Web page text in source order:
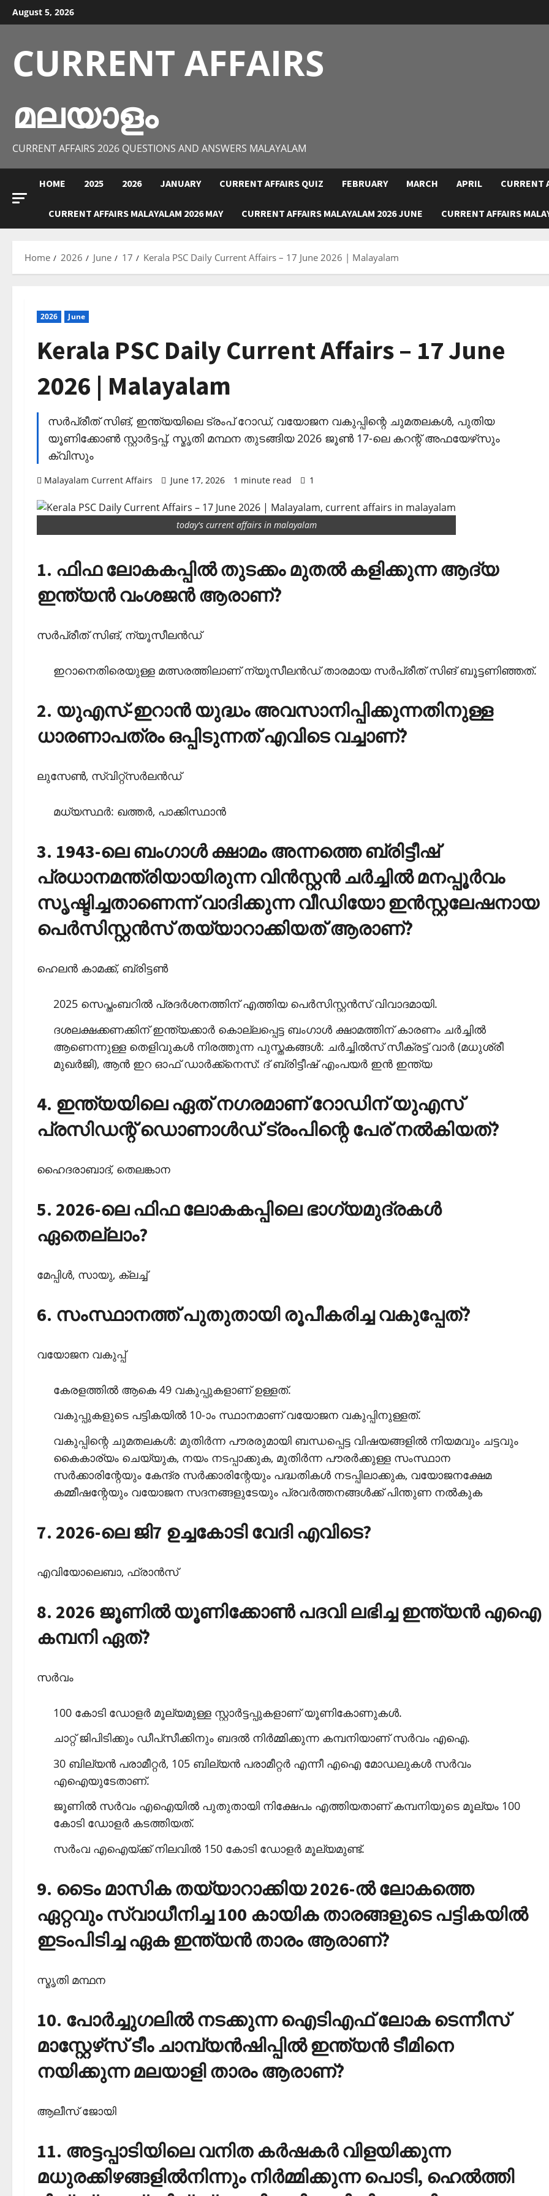
Skip
to
August 5, 2026
CURRENT AFFAIRS
മലയാളം
CURRENT AFFAIRS 2026 QUESTIONS AND ANSWERS MALAYALAM
HOME 2025 2026 JANUARY CURRENT AFFAIRS QUIZ FEBRUARY MARCH APRIL CURRENT
CURRENT AFFAIRS MALAYALAM 2026 MAY CURRENT AFFAIRS MALAYALAM 2026 JUNE CURRENT AFFAIRS
Home 2026 June 17 Kerala PSC Daily Current Affairs – 17 June 2026 | Malayalam
2026 June
Kerala PSC Daily Current Affairs – 17 June
2026 | Malayalam
സര്‍പ്രീത് സിങ്, ഇന്ത്യയിലെ ട്രംപ് റോഡ്, വയോജന വകുപ്പിന്റെ ചുമതലകള്‍, പുതിയ
യൂണിക്കോണ്‍ സ്റ്റാര്‍ട്ടപ്പ്, സ്മൃതി മന്ഥന തുടങ്ങിയ 2026 ജൂണ്‍ 17-ലെ കറന്റ് അഫയേഴ്‌സും
ക്വിസും
Malayalam Current Affairs June 17, 2026 1 minute read 1
today's current affairs in malayalam
1. ഫിഫ ലോകകപ്പില്‍ തുടക്കം മുതല്‍ കളിക്കുന്ന ആദ്യ
ഇന്ത്യന്‍ വംശജന്‍ ആരാണ്?
സര്‍പ്രീത് സിങ്, ന്യൂസീലന്‍ഡ്
ഇറാനെതിരെയുള്ള മത്സരത്തിലാണ് ന്യൂസീലന്‍ഡ് താരമായ സര്‍പ്രീത് സിങ് ബൂട്ടണിഞ്ഞത്.
2. യുഎസ്-ഇറാന്‍ യുദ്ധം അവസാനിപ്പിക്കുന്നതിനുള്ള
ധാരണാപത്രം ഒപ്പിടുന്നത് എവിടെ വച്ചാണ്?
ലുസേണ്‍, സ്വിറ്റ്‌സര്‍ലന്‍ഡ്
മധ്യസ്ഥര്‍: ഖത്തര്‍, പാക്കിസ്ഥാന്‍
3. 1943-ലെ ബംഗാള്‍ ക്ഷാമം അന്നത്തെ ബ്രിട്ടീഷ്
പ്രധാനമന്ത്രിയായിരുന്ന വിന്‍സ്റ്റന്‍ ചര്‍ച്ചില്‍ മനപ്പൂര്‍വം
സൃഷ്ടിച്ചതാണെന്ന് വാദിക്കുന്ന വീഡിയോ ഇന്‍സ്റ്റലേഷനായ
പെര്‍സിസ്റ്റന്‍സ് തയ്യാറാക്കിയത് ആരാണ്?
ഹെലന്‍ കാമക്ക്, ബ്രിട്ടണ്‍
2025 സെപ്തംബറില്‍ പ്രദര്‍ശനത്തിന് എത്തിയ പെര്‍സിസ്റ്റന്‍സ് വിവാദമായി.
ദശലക്ഷക്കണക്കിന് ഇന്ത്യക്കാര്‍ കൊല്ലപ്പെട്ട ബംഗാള്‍ ക്ഷാമത്തിന് കാരണം ചര്‍ച്ചില്‍
ആണെന്നുള്ള തെളിവുകള്‍ നിരത്തുന്ന പുസ്തകങ്ങള്‍: ചര്‍ച്ചില്‍സ് സീക്രട്ട് വാര്‍ (മധുശ്രീ
മുഖര്‍ജി), ആന്‍ ഇറ ഓഫ് ഡാര്‍ക്ക്‌നെസ്: ദ് ബ്രിട്ടീഷ് എംപയര്‍ ഇന്‍ ഇന്ത്യ
4. ഇന്ത്യയിലെ ഏത് നഗരമാണ് റോഡിന് യുഎസ്
പ്രസിഡന്റ് ഡൊണാള്‍ഡ് ട്രംപിന്റെ പേര് നല്‍കിയത്?
ഹൈദരാബാദ്, തെലങ്കാന
5. 2026-ലെ ഫിഫ ലോകകപ്പിലെ ഭാഗ്യമുദ്രകള്‍
ഏതെല്ലാം?
മേപ്പിള്‍, സായു, ക്ലച്ച്‌
6. സംസ്ഥാനത്ത് പുതുതായി രൂപീകരിച്ച വകുപ്പേത്?
വയോജന വകുപ്പ്
കേരളത്തില്‍ ആകെ 49 വകുപ്പുകളാണ് ഉള്ളത്.
വകുപ്പുകളുടെ പട്ടികയില്‍ 10-ാം സ്ഥാനമാണ് വയോജന വകുപ്പിനുള്ളത്.
വകുപ്പിന്റെ ചുമതലകള്‍: മുതിര്‍ന്ന പൗരരുമായി ബന്ധപ്പെട്ട വിഷയങ്ങളില്‍ നിയമവും ചട്ടവും
കൈകാര്യം ചെയ്യുക, നയം നടപ്പാക്കുക, മുതിര്‍ന്ന പൗരര്‍ക്കുള്ള സംസ്ഥാന
സര്‍ക്കാരിന്റേയും കേന്ദ്ര സര്‍ക്കാരിന്റേയും പദ്ധതികള്‍ നടപ്പിലാക്കുക, വയോജനക്ഷേമ
കമ്മീഷന്റേയും വയോജന സദനങ്ങളുടേയും പ്രവര്‍ത്തനങ്ങള്‍ക്ക് പിന്തുണ നല്‍കുക
7. 2026-ലെ ജി7 ഉച്ചകോടി വേദി എവിടെ?
എവിയോലെബാ, ഫ്രാന്‍സ്‌
8. 2026 ജൂണില്‍ യൂണിക്കോണ്‍ പദവി ലഭിച്ച ഇന്ത്യന്‍ എഐ
കമ്പനി ഏത്?
സര്‍വം
100 കോടി ഡോളര്‍ മൂല്യമുള്ള സ്റ്റാര്‍ട്ടപ്പുകളാണ് യൂണികോണുകള്‍.
ചാറ്റ് ജിപിടിക്കും ഡീപ്‌സീക്കിനും ബദല്‍ നിര്‍മ്മിക്കുന്ന കമ്പനിയാണ് സര്‍വം എഐ.
30 ബില്യന്‍ പരാമീറ്റര്‍, 105 ബില്യന്‍ പരാമീറ്റര്‍ എന്നീ എഐ മോഡലുകള്‍ സര്‍വം
എഐയുടേതാണ്.
ജൂണില്‍ സര്‍വം എഐയില്‍ പുതുതായി നിക്ഷേപം എത്തിയതാണ് കമ്പനിയുടെ മൂല്യം 100
കോടി ഡോളര്‍ കടത്തിയത്.
സര്‍ംവ എഐയ്ക്ക് നിലവില്‍ 150 കോടി ഡോളര്‍ മൂല്യമുണ്ട്.
9. ടൈം മാസിക തയ്യാറാക്കിയ 2026-ല്‍ ലോകത്തെ
ഏറ്റവും സ്വാധീനിച്ച 100 കായിക താരങ്ങളുടെ പട്ടികയില്‍
ഇടംപിടിച്ച ഏക ഇന്ത്യന്‍ താരം ആരാണ്?
സ്മൃതി മന്ഥന
10. പോര്‍ച്ചുഗലില്‍ നടക്കുന്ന ഐടിഎഫ് ലോക ടെന്നീസ്
മാസ്റ്റേഴ്‌സ് ടീം ചാമ്പ്യന്‍ഷിപ്പില്‍ ഇന്ത്യന്‍ ടീമിനെ
നയിക്കുന്ന മലയാളി താരം ആരാണ്?
ആലീസ് ജോയി
11. അട്ടപ്പാടിയിലെ വനിത കര്‍ഷകര്‍ വിളയിക്കുന്ന
മധുരക്കിഴങ്ങളില്‍നിന്നും നിര്‍മ്മിക്കുന്ന പൊടി, ഹെല്‍ത്തി